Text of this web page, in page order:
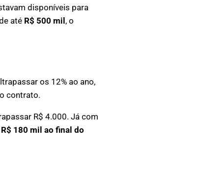
disponíveis para
até R$ 500 mil , o
os 12% ao ano,
contrato.
R$ 4.000. Já com
R$ 180 mil ao final do